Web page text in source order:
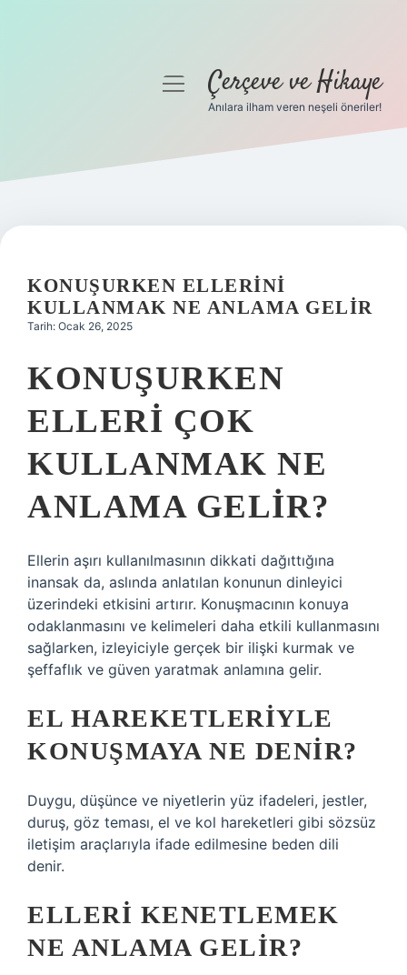
Gizlilik Politikası
Yasal Uyarı
menüyüÇerçeve ve Hikaye
Anılara ilham veren neşeli öneriler!
KONUŞURKEN ELLERINI
KULLANMAK NE ANLAMA GELIR
Tarih: Ocak 26, 2025
KONUŞURKEN
ELLERI ÇOK
KULLANMAK NE
ANLAMA GELIR?
Ellerin aşırı kullanılmasının dikkati dağıttığına
inansak da, aslında anlatılan konunun dinleyici
üzerindeki etkisini artırır. Konuşmacının konuya
odaklanmasını ve kelimeleri daha etkili kullanmasını
sağlarken, izleyiciyle gerçek bir ilişki kurmak ve
şeffaflık ve güven yaratmak anlamına gelir.
EL HAREKETLERIYLE
KONUŞMAYA NE DENIR?
Duygu, düşünce ve niyetlerin yüz ifadeleri, jestler,
duruş, göz teması, el ve kol hareketleri gibi sözsüz
iletişim araçlarıyla ifade edilmesine beden dili
denir.
ELLERI KENETLEMEK
NE ANLAMA GELIR?